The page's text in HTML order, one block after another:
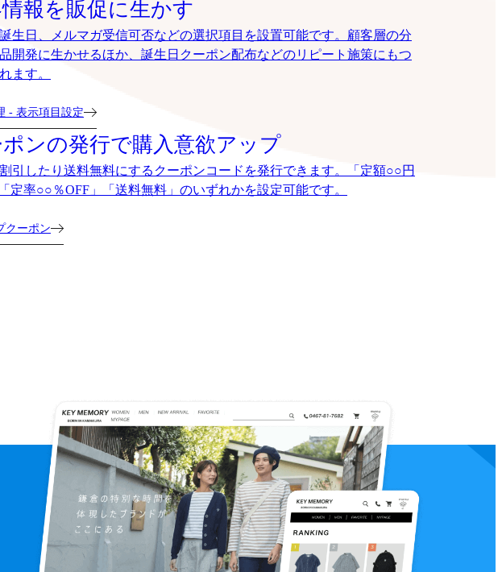
報を販促に生かす
生日、メルマガ受信可否などの選択項目を設置可能です。顧客層の分
開発に生かせるほか、誕生日クーポン配布などのリピート施策にもつ
ます。
- 表示項目設定
ポンの発行で購入意欲アップ
引したり送料無料にするクーポンコードを発行できます。「定額○○円
定率○○％OFF」「送料無料」のいずれかを設定可能です。
クーポン